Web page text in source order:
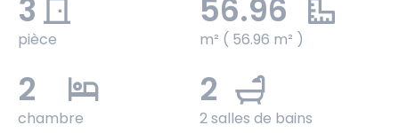
3
pièce
56.96
m² ( 56.96 m² )
2
chambre
2
2 salles de bains